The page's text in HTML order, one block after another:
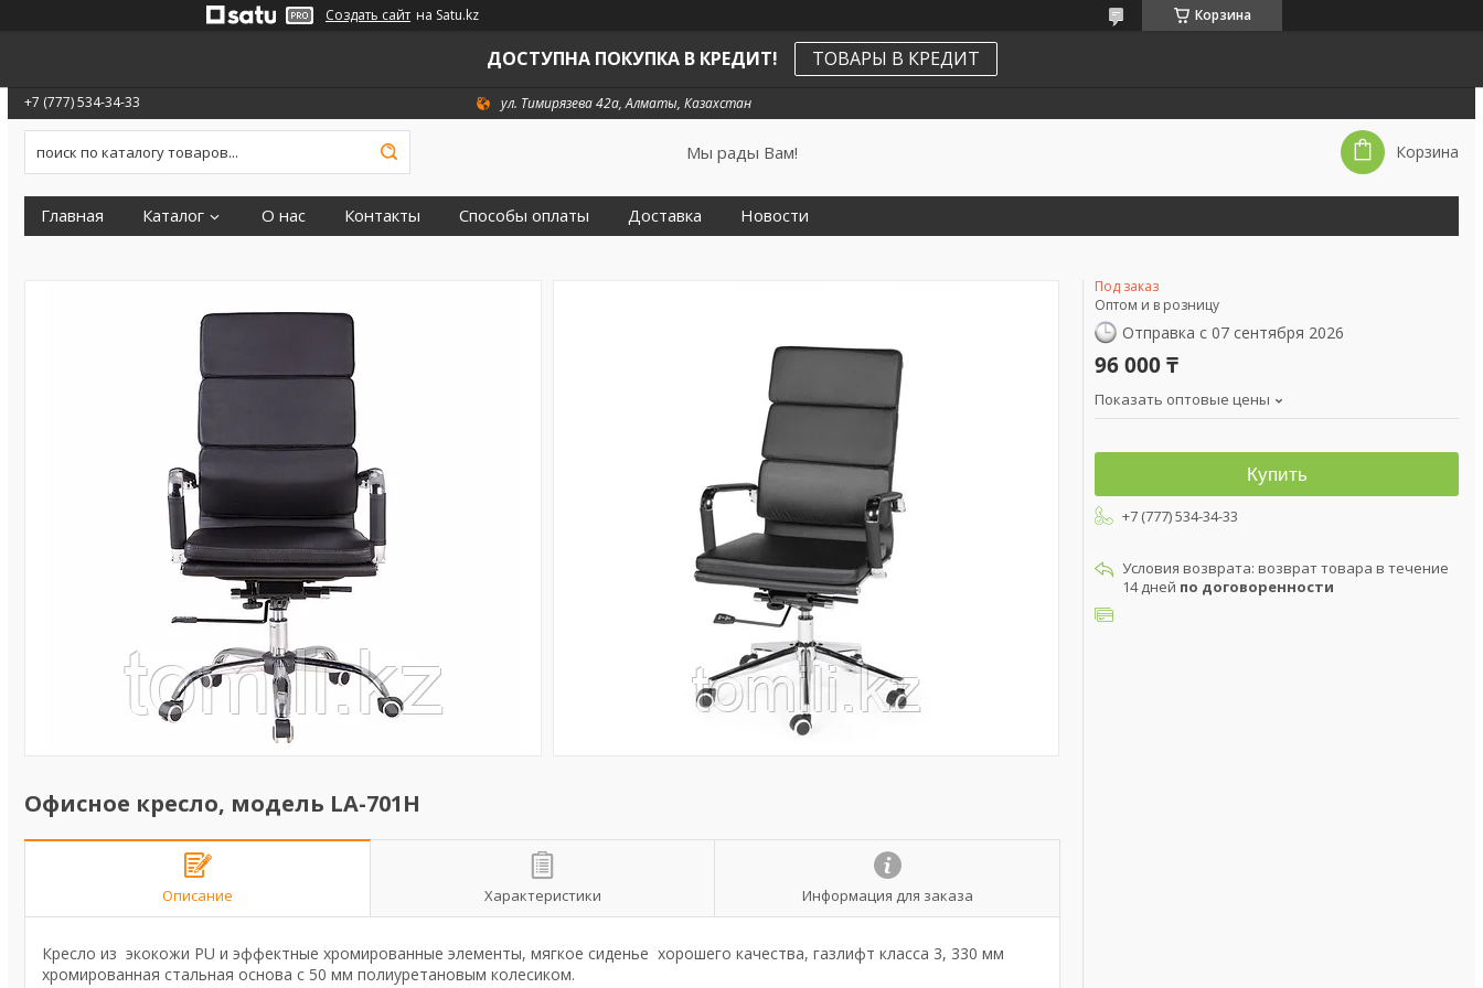
Создать сайт на Satu.kz Корзина
ДОСТУПНА ПОКУПКА В КРЕДИТ! ТОВАРЫ В КРЕДИТ
+7 (777) 534-34-33 ул. Тимирязева 42а, Алматы, Казахстан
Мы рады Вам! Корзина
Главная Каталог О нас Контакты Способы оплаты Доставка Новости
Офисное кресло, модель LA-701H
Описание Характеристики Информация для заказа
Кресло из экокожи PU и эффектные хромированные элементы, мягкое сиденье хорошего качества, газлифт класса 3, 330 мм
хромированная стальная основа с 50 мм полиуретановым колесиком.
Под заказ
Оптом и в розницу
Отправка с 07 сентября 2026
96 000 ₸
Показать оптовые цены
Купить
+7 (777) 534-34-33
возврат товара в течение
14 дней по договоренности